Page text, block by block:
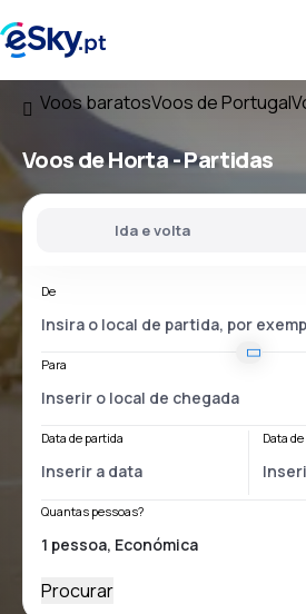
Voos baratosVoos de Portugal
Voosde Horta- Partidas
Ida e volta
De
Para
Data de partida Data
Quantas pessoas?
Procurar